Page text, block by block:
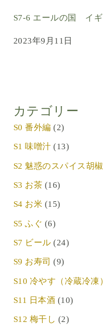
S7-6 エールの国 イギ
2023年9月11日
カテゴリー
S0 番外編 (2)
S1 味噌汁 (13)
S2 魅惑のスパイス胡椒
S3 お茶 (16)
S4 お米 (15)
S5 ふぐ (6)
S7 ビール (24)
S9 お寿司 (9)
S10 冷やす（冷蔵冷凍）
S11 日本酒 (10)
S12 梅干し (2)